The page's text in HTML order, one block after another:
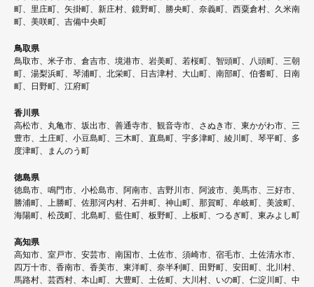
町、里庄町、矢掛町、新庄村、鏡野町、勝央町、奈義町、西粟倉村、久米南
町、美咲町、吉備中央町
鳥取県
鳥取市、米子市、倉吉市、境港市、岩美町、若桜町、智頭町、八頭町、三朝
町、湯梨浜町、琴浦町、北栄町、日吉津村、大山町、南部町、伯耆町、日南
町、日野町、江府町
香川県
高松市、丸亀市、坂出市、善通寺市、観音寺市、さぬき市、東かがわ市、三
豊市、土庄町、小豆島町、三木町、直島町、宇多津町、綾川町、琴平町、多
度津町、まんのう町
徳島県
徳島市、鳴門市、小松島市、阿南市、吉野川市、阿波市、美馬市、三好市、
勝浦町、上勝町、佐那河内村、石井町、神山町、那賀町、牟岐町、美波町、
海陽町、松茂町、北島町、藍住町、板野町、上板町、つるぎ町、東みよし町
高知県
高知市、室戸市、安芸市、南国市、土佐市、須崎市、宿毛市、土佐清水市、
四万十市、香南市、香美市、東洋町、奈半利町、田野町、安田町、北川村、
馬路村、芸西村、本山町、大豊町、土佐町、大川村、いの町、仁淀川町、中